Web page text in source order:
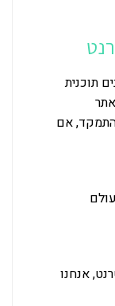
תוכנית
אם
אנחנו